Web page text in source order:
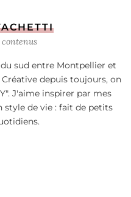
sud entre Montpellier et
depuis toujours, on
J'aime inspirer par mes
style de vie : fait de petits